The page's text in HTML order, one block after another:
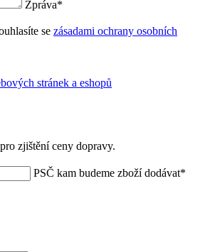
Zpráva*
se zásadami ochrany osobních
stránek a eshopů
zjištění ceny dopravy.
PSČ kam budeme zboží dodávat*